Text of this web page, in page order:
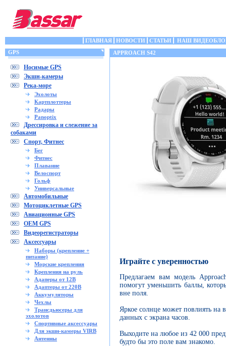
ГЛАВНАЯ НОВОСТИ СТАТЬИ
НАШ
GPS
Носимые GPS
Экшн-камеры
Река-море
Эхолоты
Картплоттеры
Радары
Panoptix
Дрессировка и слежение за
собаками
Спорт, Фитнес
Бег
Фитнес
Плавание
Велоспорт
Гольф
Универсальные
Автомобильные
Мотоциклетные GPS
Авиационные GPS
OEM GPS
Видеорегистраторы
Аксессуары
Наборы (крепление +
питание)
Морские крепления
Крепления на руль
Адаперы от 12В
Адаптеры от 220В
Аккумуляторы
Чехлы
Трансдьюсеры для
эхолотов
Спортивные аксессуары
Для экшн-камеры VIRB
Антенны
APPROACH S42
Играйте с уверенностью
Предлагаем вам модель
помогут уменьшить баллы,
вне поля.
Яркое солнце может повлиять на
данных с экрана часов.
Выходите на любое из 42 000
будто бы это поле вам знакомо.